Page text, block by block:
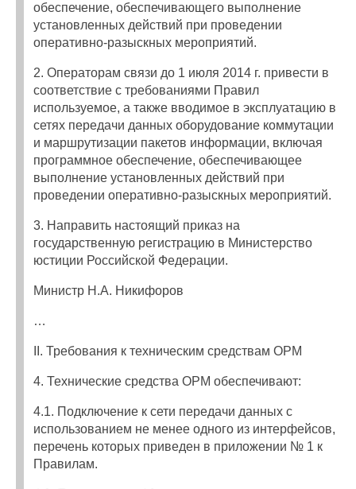
обеспечение, обеспечивающего выполнение
установленных действий при проведении
оперативно-разыскных мероприятий.
2. Операторам связи до 1 июля 2014 г. привести в
соответствие с требованиями Правил
используемое, а также вводимое в эксплуатацию в
сетях передачи данных оборудование коммутации
и маршрутизации пакетов информации, включая
программное обеспечение, обеспечивающее
выполнение установленных действий при
проведении оперативно-разыскных мероприятий.
3. Направить настоящий приказ на
государственную регистрацию в Министерство
юстиции Российской Федерации.
Министр Н.А. Никифоров
…
II. Требования к техническим средствам ОРМ
4. Технические средства ОРМ обеспечивают:
4.1. Подключение к сети передачи данных с
использованием не менее одного из интерфейсов,
перечень которых приведен в приложении № 1 к
Правилам.